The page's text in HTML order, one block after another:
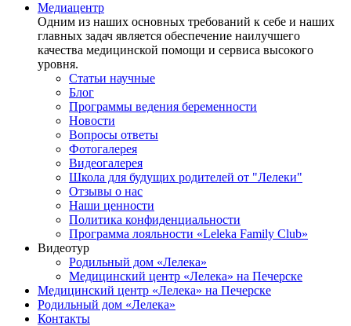
Медиацентр
Одним из наших основных требований к себе и наших
главных задач является обеспечение наилучшего
качества медицинской помощи и сервиса высокого
уровня.
Статьи научные
Блог
Программы ведения беременности
Новости
Вопросы ответы
Фотогалерея
Видеогалерея
Школа для будущих родителей от "Лелеки"
Отзывы о нас
Наши ценности
Политика конфиденциальности
Программа лояльности «Leleka Family Club»
Видеотур
Родильный дом «Лелека»
Медицинский центр «Лелека» на Печерске
Медицинский центр «Лелека» на Печерске
Родильный дом «Лелека»
Контакты